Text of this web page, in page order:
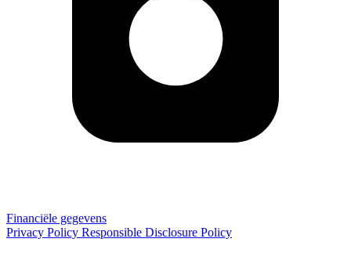
Financiële gegevens
Privacy Policy Responsible Disclosure Policy